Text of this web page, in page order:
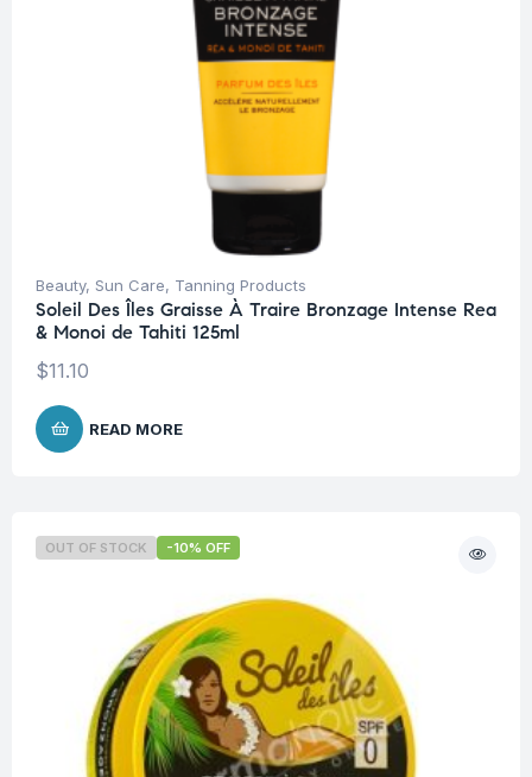
Beauty, Sun Care, Tanning Products
Soleil Des Îles Graisse À Traire Bronzage Intense Rea
& Monoi de Tahiti 125ml
$11.10
READ MORE
OUT OF STOCK -10% OFF